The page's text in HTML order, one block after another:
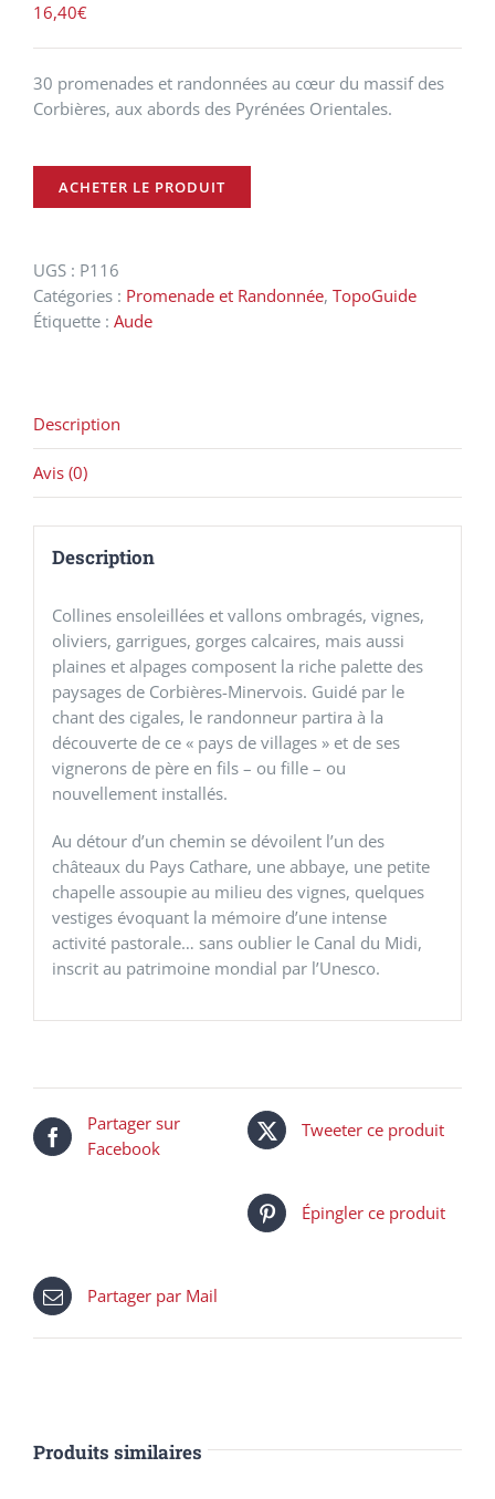
16,40€
30 promenades et randonnées au cœur du massif des
Corbières, aux abords des Pyrénées Orientales.
ACHETER LE PRODUIT
UGS : P116
Catégories : Promenade et Randonnée, TopoGuide
Étiquette : Aude
Description
Avis (0)
Description
Collines ensoleillées et vallons ombragés, vignes,
oliviers, garrigues, gorges calcaires, mais aussi
plaines et alpages composent la riche palette des
paysages de Corbières-Minervois. Guidé par le
chant des cigales, le randonneur partira à la
découverte de ce « pays de villages » et de ses
vignerons de père en fils – ou fille – ou
nouvellement installés.
Au détour d’un chemin se dévoilent l’un des
châteaux du Pays Cathare, une abbaye, une petite
chapelle assoupie au milieu des vignes, quelques
vestiges évoquant la mémoire d’une intense
activité pastorale… sans oublier le Canal du Midi,
inscrit au patrimoine mondial par l’Unesco.
Partager sur
Facebook
Tweeter ce produit
Épingler ce produit
Partager par Mail
Produits similaires